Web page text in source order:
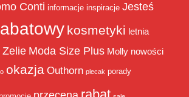
Conti informacje inspiracje Jesteś
kosmetyki letnia
Zelie Moda Size Plus Molly nowości
okazja Outhorn plecak porady